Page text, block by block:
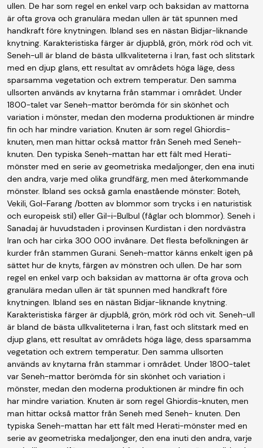
ullen. De har som regel en enkel varp och baksidan av mattorna
är ofta grova och granulära medan ullen är tät spunnen med
handkraft före knytningen. Ibland ses en nästan Bidjar-liknande
knytning. Karakteristiska färger är djupblå, grön, mörk röd och vit.
Seneh-ull är bland de bästa ullkvaliteterna i Iran, fast och slitstark
med en djup glans, ett resultat av områdets höga läge, dess
sparsamma vegetation och extrem temperatur. Den samma
ullsorten används av knytarna från stammar i området. Under
1800-talet var Seneh-mattor berömda för sin skönhet och
variation i mönster, medan den moderna produktionen är mindre
fin och har mindre variation. Knuten är som regel Ghiordis-
knuten, men man hittar också mattor från Seneh med Seneh-
knuten. Den typiska Seneh-mattan har ett fält med Herati-
mönster med en serie av geometriska medaljonger, den ena inuti
den andra, varje med olika grundfärg, men med återkommande
mönster. Ibland ses också gamla enastående mönster: Boteh,
Vekili, Gol-Farang /botten av blommor som trycks i en naturistisk
och europeisk stil) eller Gil-i-Bulbul (fåglar och blommor). Seneh i
Sanadaj är huvudstaden i provinsen Kurdistan i den nordvästra
Iran och har cirka 300 000 invånare. Det flesta befolkningen är
kurder från stammen Gurani. Seneh-mattor känns enkelt igen på
sättet hur de knyts, färgen av mönstren och ullen. De har som
regel en enkel varp och baksidan av mattorna är ofta grova och
granulära medan ullen är tät spunnen med handkraft före
knytningen. Ibland ses en nästan Bidjar-liknande knytning.
Karakteristiska färger är djupblå, grön, mörk röd och vit. Seneh-ull
är bland de bästa ullkvaliteterna i Iran, fast och slitstark med en
djup glans, ett resultat av områdets höga läge, dess sparsamma
vegetation och extrem temperatur. Den samma ullsorten
används av knytarna från stammar i området. Under 1800-talet
var Seneh-mattor berömda för sin skönhet och variation i
mönster, medan den moderna produktionen är mindre fin och
har mindre variation. Knuten är som regel Ghiordis-knuten, men
man hittar också mattor från Seneh med Seneh- knuten. Den
typiska Seneh-mattan har ett fält med Herati-mönster med en
serie av geometriska medaljonger, den ena inuti den andra, varje